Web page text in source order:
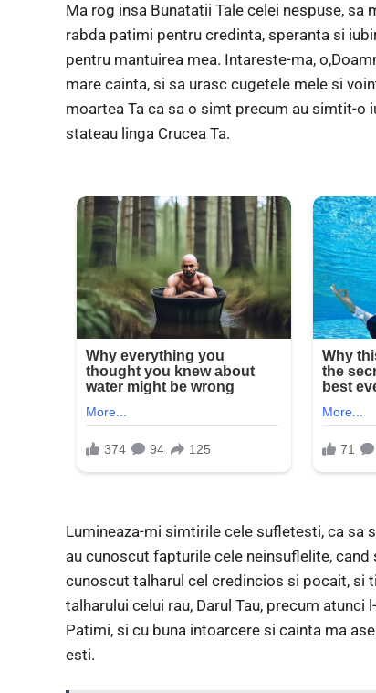
Ma rog insa Bunatatii Tale celei nespuse, sa
rabda patimi pentru credinta, speranta si
pentru mantuirea mea. Intareste-ma,
mare cainta, si sa urasc cugetele mele si
moartea Ta ca sa o simt precum au simtit-o
stateau linga Crucea Ta.
Lumineaza-mi simtirile cele sufletesti, ca sa
au cunoscut fapturile cele neinsuflelite,
cunoscut talharul cel credincios si pocait, si
talharului celui rau, Darul Tau, precum
Patimi, si cu buna intoarcere si cainta ma
esti.